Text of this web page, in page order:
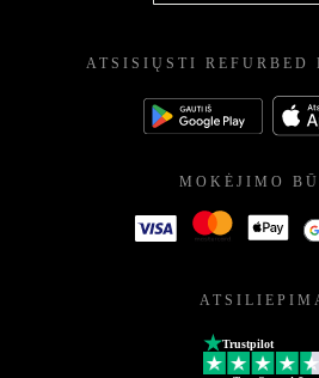
ATSISIŲSTI REFURBED
MOKĖJIMO
Trustpilot